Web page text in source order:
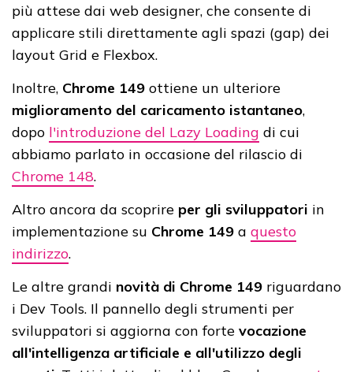
più attese dai web designer, che consente di
applicare stili direttamente agli spazi (gap) dei
layout Grid e Flexbox.
Inoltre, Chrome 149 ottiene un ulteriore
miglioramento del caricamento istantaneo,
dopo l'introduzione del Lazy Loading di cui
abbiamo parlato in occasione del rilascio di
Chrome 148.
Altro ancora da scoprire per gli sviluppatori in
implementazione su Chrome 149 a questo
indirizzo.
Le altre grandi novità di Chrome 149 riguardano
i Dev Tools. Il pannello degli strumenti per
sviluppatori si aggiorna con forte vocazione
all'intelligenza artificiale e all'utilizzo degli